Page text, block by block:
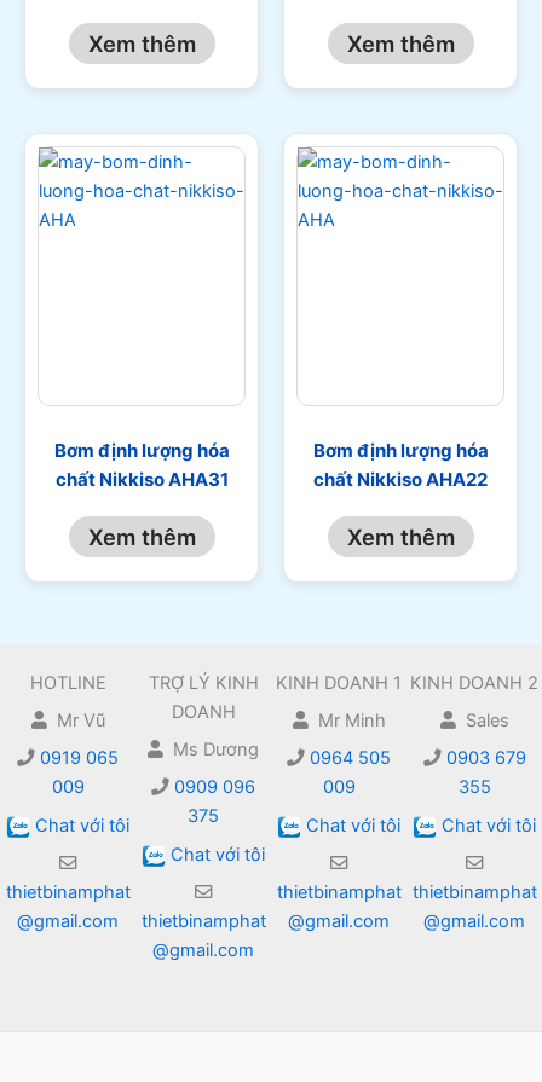
Xem thêm Xem thêm
Bơm định lượng hóa
chất Nikkiso AHA31
Xem thêm
Bơm định lượng hóa
chất Nikkiso AHA22
Xem thêm
HOTLINE
Mr Vũ
0919 065
009
Chat với tôi
thietbinamphat
@gmail.com
TRỢ LÝ KINH
DOANH
Ms Dương
0909 096
375
Chat với tôi
thietbinamphat
@gmail.com
KINH DOANH 1
Mr Minh
0964 505
009
Chat với tôi
thietbinamphat
@gmail.com
KINH DOANH 2
Sales
0903 679
355
Chat với tôi
thietbinamphat
@gmail.com